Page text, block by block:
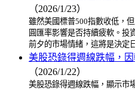
（2026/1/23）
雖然美國標普500指數收低，
圓匯率影響是否持續疲軟。投
前夕的市場情緒，這將是決定
美股恐錄得週線跌幅，
（2026/1/22）
美股恐錄得週線跌幅，顯示市